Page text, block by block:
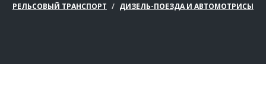
РЕЛЬСОВЫЙ ТРАНСПОРТ ДИЗЕЛЬ-ПОЕЗДА И АВТОМОТРИСЫ